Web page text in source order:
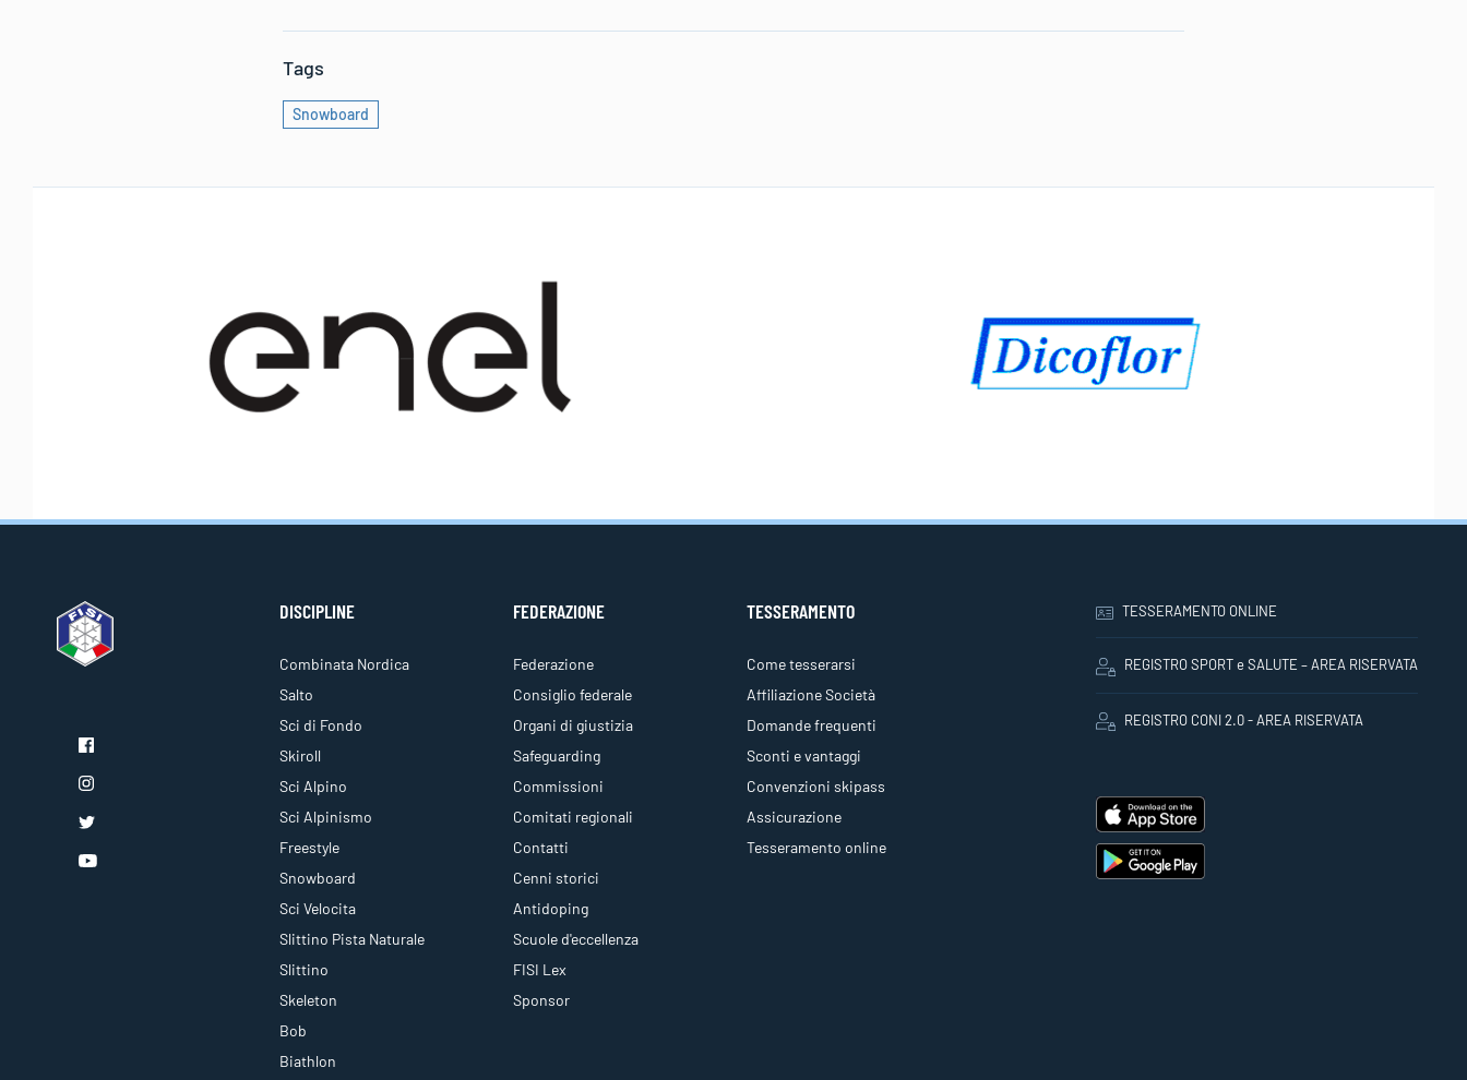
Tags
Snowboard
DISCIPLINE
Combinata Nordica
Salto
Sci di Fondo
Skiroll
Sci Alpino
Sci Alpinismo
Freestyle
Snowboard
Sci Velocita
Slittino Pista Naturale
Slittino
Skeleton
Bob
Biathlon
FEDERAZIONE
Federazione
Consiglio federale
Organi di giustizia
Safeguarding
Commissioni
Comitati regionali
Contatti
Cenni storici
Antidoping
Scuole d'eccellenza
FISI Lex
Sponsor
TESSERAMENTO
Come tesserarsi
Affiliazione Società
Domande frequenti
Sconti e vantaggi
Convenzioni skipass
Assicurazione
Tesseramento online
TESSERAMENTO ONLINE
REGISTRO SPORT e SALUTE – AREA RISERVATA
REGISTRO CONI 2.0 - AREA RISERVATA